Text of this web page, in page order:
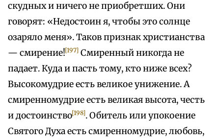
скудных и ничего не приобретших. Они
говорят: «Недостоин я, чтобы это солнце
озаряло меня». Таков признак христианства
— смирение![197] Смиренный никогда не
падает. Куда и пасть тому, кто ниже всех?
Высокомудрие есть великое унижение. А
смиренномудрие есть великая высота, честь
и достоинство[198]. Обитель или упокоение
Святого Духа есть смиренномудрие, любовь,